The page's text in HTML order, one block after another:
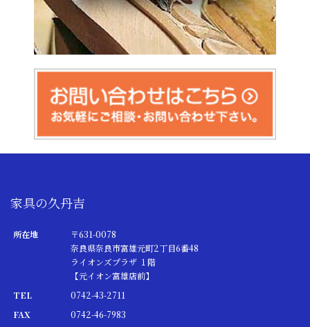
家具の久丹吉
所在地
〒631-0078
奈良県奈良市富雄元町2丁目6番48
ライオンズプラザ １階
【元イオン富雄店前】
TEL
0742-43-2711
FAX
0742-46-7983